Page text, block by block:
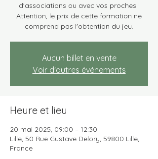
d'associations ou avec vos proches !
Attention, le prix de cette formation ne
comprend pas l'obtention du jeu.
Aucun billet en vente
Voir d'autres événements
Heure et lieu
20 mai 2025, 09:00 – 12:30
Lille, 50 Rue Gustave Delory, 59800 Lille,
France